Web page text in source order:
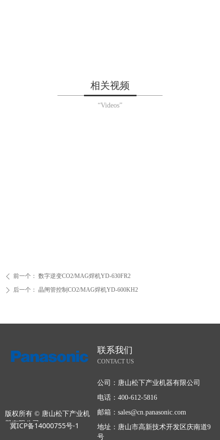
相关视频
“Videos”
ꄴ 前一个： 数字逆变CO2/MAG焊机YD-630FR2
ꄲ 后一个： 晶闸管控制CO2/MAG焊机YD-600KH2
版权所有 © 唐山松下产业机
器有限公司
冀ICP备14000755号-1
联系我们
CONTACT US
公司： 唐山松下产业机器有限公司
电话：400-612-5816
邮箱：sales@cn.panasonic.com
地址： 唐山市高新技术开发区庆南道9
号